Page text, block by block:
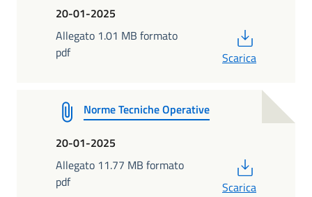
20-01-2025
Allegato 1.01 MB formato
pdf
Scarica
Norme Tecniche Operative
20-01-2025
Allegato 11.77 MB formato
pdf
Scarica